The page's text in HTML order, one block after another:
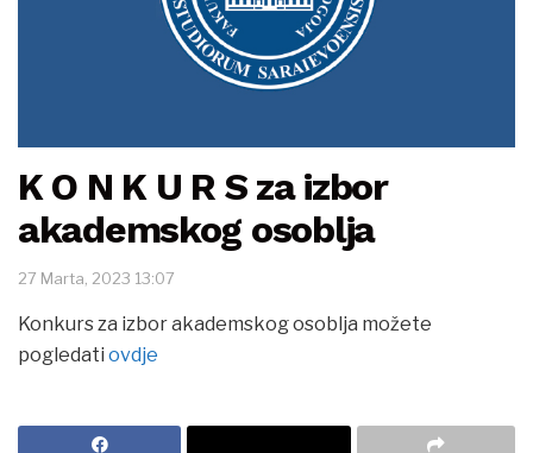
K O N K U R S za izbor
akademskog osoblja
27 Marta, 2023 13:07
Konkurs za izbor akademskog osoblja možete
pogledati ovdje